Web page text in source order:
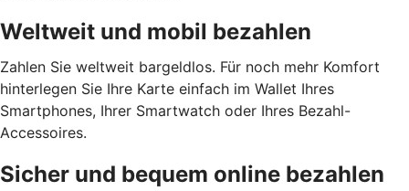
Weltweit und mobil bezahlen
Zahlen Sie weltweit bargeldlos. Für noch mehr Komfort
hinterlegen Sie Ihre Karte einfach im Wallet Ihres
Smartphones, Ihrer Smartwatch oder Ihres Bezahl-
Accessoires.
Sicher und bequem online bezahlen